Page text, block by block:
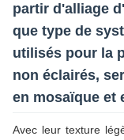
partir d'alliage
que type de
utilisés pour la
non éclairés,
en mosaïque et
Avec leur texture